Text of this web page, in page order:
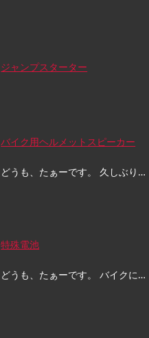
ジャンプスターター
バイク用ヘルメットスピーカー
どうも、たぁーです。 久しぶり…
特殊電池
どうも、たぁーです。 バイクに…